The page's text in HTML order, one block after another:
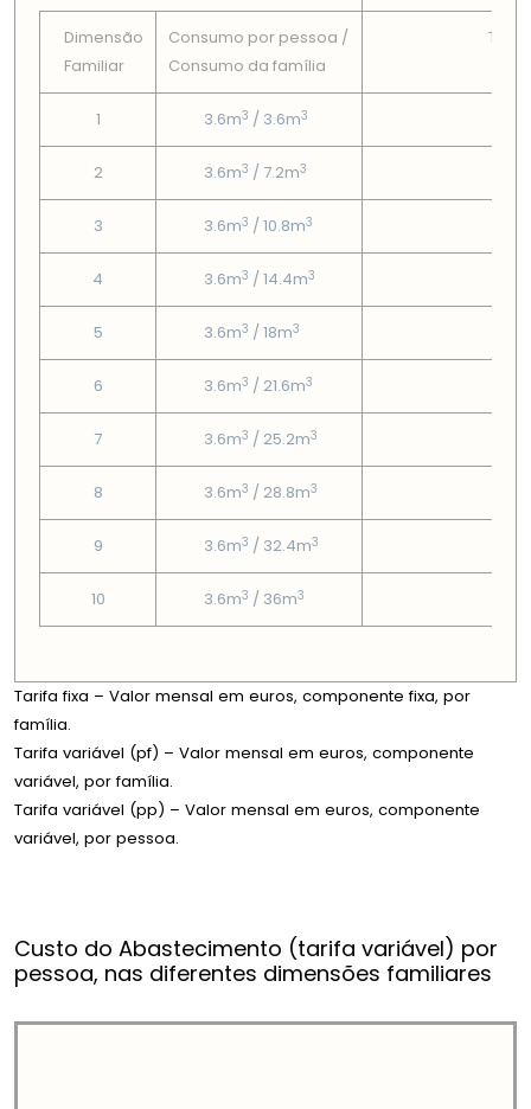
Dimensão
Familiar
Consumo por pessoa /
Consumo da famí­lia
Tarifa
1 3.6m3 / 3.6m3
2 3.6m3 / 7.2m3
3 3.6m3 / 10.8m3
4 3.6m3 / 14.4m3
5 3.6m3 / 18m3
6 3.6m3 / 21.6m3
7 3.6m3 / 25.2m3
8 3.6m3 / 28.8m3
9 3.6m3 / 32.4m3
10 3.6m3 / 36m3
Tarifa fixa – Valor mensal em euros, componente fixa, por
família.
Tarifa variável (pf) – Valor mensal em euros, componente
variável, por família.
Tarifa variável (pp) – Valor mensal em euros, componente
variável, por pessoa.
Custo do Abastecimento (tarifa variável) por
pessoa, nas diferentes dimensões familiares